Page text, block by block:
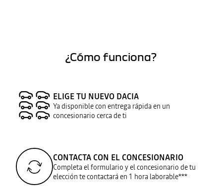
¿Cómo funciona?
ELIGE TU NUEVO DACIA
Ya disponible con entrega rápida en un
concesionario cerca de ti
CONTACTA CON EL CONCESIONARIO
Completa el formulario y el concesionario de tu
elección te contactará en 1 hora laborable***